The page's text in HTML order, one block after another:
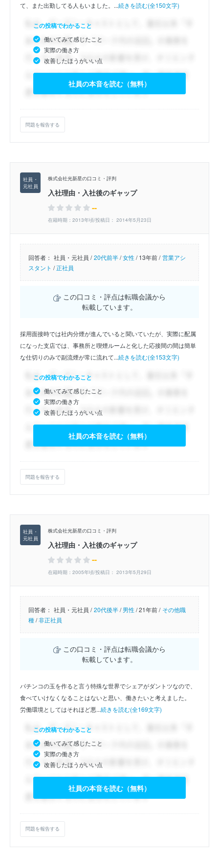
て、また出勤してる人もいました。...続きを読む(全150文字)
この投稿でわかること
働いてみて感じたこと
実際の働き方
改善したほうがいい点
社員の本音を読む（無料）
問題を報告する
株式会社光新星の口コミ・評判
入社理由・入社後のギャップ
--
在籍時期：2013年頃/投稿日： 2014年5月23日
回答者： 社員・元社員 / 20代前半/女性/13年前 / 営業アシ
スタント /正社員
この口コミ・評点は転職会議から
転載しています。
採用面接時では社内分煙が進んでいると聞いていたが、実際に配属
になった支店では、事務所と喫煙ルームと化した応接間の間は簡単
な仕切りのみで副流煙が常に流れて...続きを読む(全153文字)
この投稿でわかること
働いてみて感じたこと
実際の働き方
改善したほうがいい点
社員の本音を読む（無料）
問題を報告する
株式会社光新星の口コミ・評判
入社理由・入社後のギャップ
--
在籍時期：2005年頃/投稿日： 2013年5月29日
回答者： 社員・元社員 / 20代後半/男性/21年前 / その他職
種/非正社員
この口コミ・評点は転職会議から
転載しています。
パチンコの玉を作ると言う特殊な世界でシェアがダントツなので、
食べていけなくなることはないと思い、働きたいと考えました。
労働環境としてはそれほど悪...続きを読む(全169文字)
この投稿でわかること
働いてみて感じたこと
実際の働き方
改善したほうがいい点
社員の本音を読む（無料）
問題を報告する